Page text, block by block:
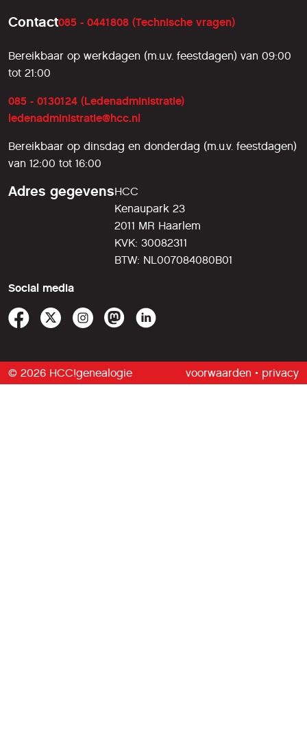
Contact085 - 0441808 (Technische vragen)
Bereikbaar op werkdagen (m.u.v. feestdagen) van 09:00
tot 21:00
085 - 0130124 (Ledenadministratie)
ledenadministratie@hcc.nl
Bereikbaar op dinsdag en donderdag (m.u.v. feestdagen)
van 12:00 tot 16:00
Adres gegevensHCC
Kenaupark 23
2011 MR Haarlem
KVK: 30082311
BTW: NL007084080B01
Social media
© 2026 HCC!genealogie voorwaarden • privacy